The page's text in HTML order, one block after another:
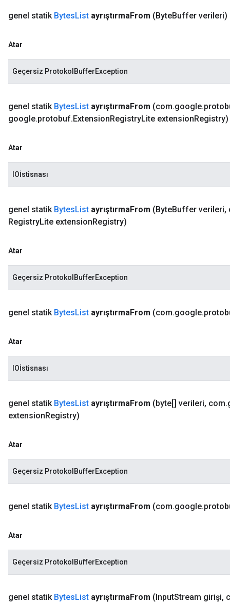
genel statik BytesList ayrıştırmaFrom (ByteBuffer verileri)
Atar
Geçersiz ProtokolBufferException
genel statik BytesList ayrıştırmaFrom (com.google.
google.protobuf.ExtensionRegistryLite extensionRegistry)
Atar
IOİstisnası
genel statik BytesList ayrıştırmaFrom (ByteBuffer verileri,
RegistryLite extensionRegistry)
Atar
Geçersiz ProtokolBufferException
genel statik BytesList ayrıştırmaFrom (com.google.
Atar
IOİstisnası
genel statik BytesList ayrıştırmaFrom (byte[] verileri, com.
extensionRegistry)
Atar
Geçersiz ProtokolBufferException
genel statik BytesList ayrıştırmaFrom (com.google.
Atar
Geçersiz ProtokolBufferException
genel statik BytesList ayrıştırmaFrom (InputStream girişi,